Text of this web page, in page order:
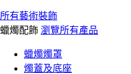
所有藝術裝飾
蠟燭配飾 瀏覽所有產品
蠟燭燭罩
燭蓋及底座